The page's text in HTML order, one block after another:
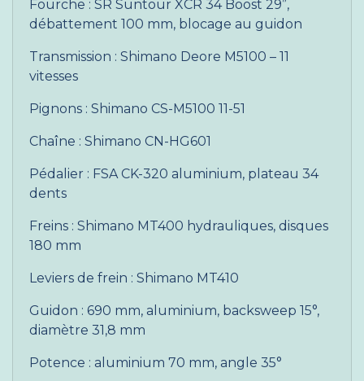
Fourche : SR Suntour XCR 34 Boost 29”,
débattement 100 mm, blocage au guidon
Transmission : Shimano Deore M5100 – 11
vitesses
Pignons : Shimano CS-M5100 11-51
Chaîne : Shimano CN-HG601
Pédalier : FSA CK-320 aluminium, plateau 34
dents
Freins : Shimano MT400 hydrauliques, disques
180 mm
Leviers de frein : Shimano MT410
Guidon : 690 mm, aluminium, backsweep 15°,
diamètre 31,8 mm
Potence : aluminium 70 mm, angle 35°